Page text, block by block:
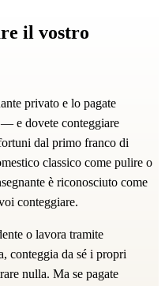
il vostro
privato e lo pagate
e dovete conteggiare
dal primo franco di
classico come pulire o
è riconosciuto come
conteggiare.
o lavora tramite
conteggia da sé i propri
nulla. Ma se pagate